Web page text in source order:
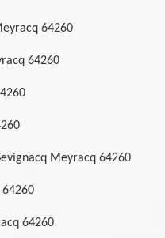
64260
64260
Meyracq 64260
64260
64260